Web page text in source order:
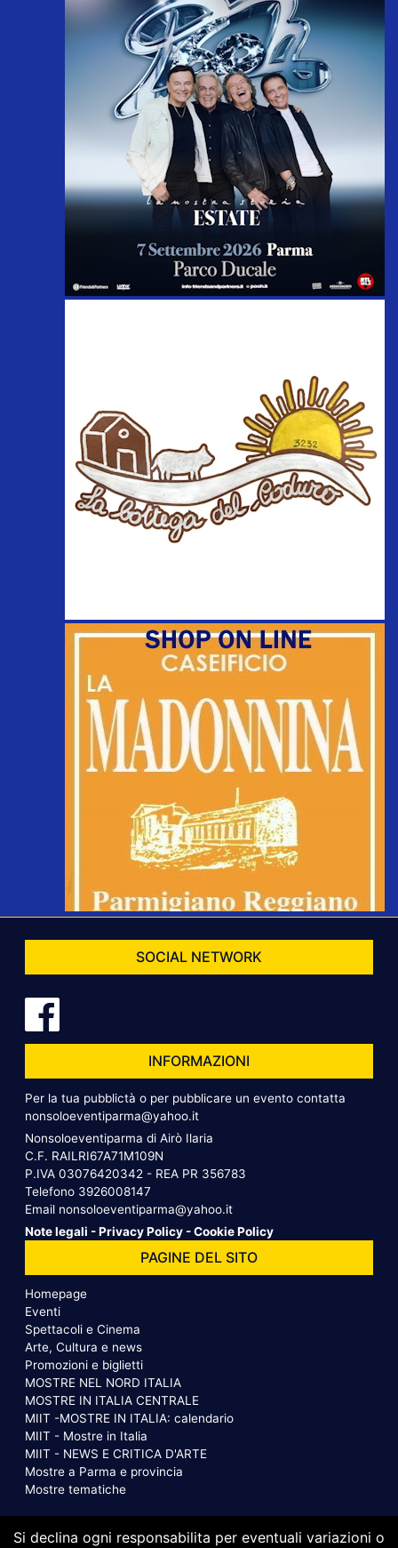
SOCIAL NETWORK
INFORMAZIONI
Per la tua pubblictà o per pubblicare un evento contatta
nonsoloeventiparma@yahoo.it
Nonsoloeventiparma di Airò Ilaria
C.F. RAILRI67A71M109N
P.IVA 03076420342 - REA PR 356783
Telefono 3926008147
Email nonsoloeventiparma@yahoo.it
Note legali -Privacy Policy -Cookie Policy
PAGINE DEL SITO
Homepage
Eventi
Spettacoli e Cinema
Arte, Cultura e news
Promozioni e biglietti
MOSTRE NEL NORD ITALIA
MOSTRE IN ITALIA CENTRALE
MIIT -MOSTRE IN ITALIA: calendario
MIIT - Mostre in Italia
MIIT - NEWS E CRITICA D'ARTE
Mostre a Parma e provincia
Mostre tematiche
Si declina ogni responsabilita per eventuali variazioni o